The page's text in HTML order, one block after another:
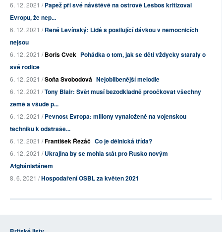
6. 12. 2021 /Papež při své návštěvě na ostrově Lesbos kritizoval
Evropu, že nep...
6. 12. 2021 /René Levínský: Lidé s posilující dávkou v nemocnicích
nejsou
6. 12. 2021 /Boris Cvek Pohádka o tom, jak se děti vždycky staraly o
své rodiče
6. 12. 2021 /Soňa Svobodová Nejoblibenější melodie
6. 12. 2021 /Tony Blair: Svět musí bezodkladně proočkovat všechny
země a všude p...
6. 12. 2021 /Pevnost Evropa: miliony vynaložené na vojenskou
techniku k odstraše...
6. 12. 2021 /František Řezáč Co je dělnická třída?
6. 12. 2021 /Ukrajina by se mohla stát pro Rusko novým
Afghánistánem
8. 6. 2021 /Hospodaření OSBL za květen 2021